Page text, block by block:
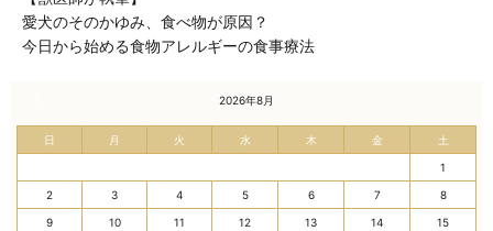
愛犬のそのかゆみ、食べ物が原因？
今日から始める食物アレルギーの食事療法
2026年8月
日 月 火 水 木 金 土
1
2 3 4 5 6 7 8
9 10 11 12 13 14 15